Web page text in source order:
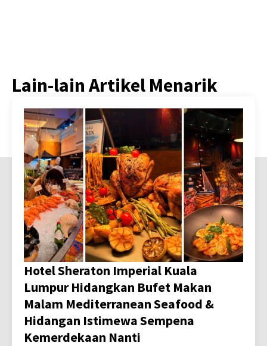
Lain-lain Artikel Menarik
Hotel Sheraton Imperial Kuala
Lumpur Hidangkan Bufet Makan
Malam Mediterranean Seafood &
Hidangan Istimewa Sempena
Kemerdekaan Nanti